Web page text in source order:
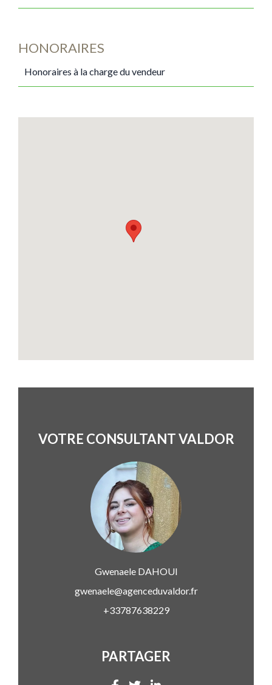
HONORAIRES
Honoraires à la charge du vendeur
VOTRE CONSULTANT VALDOR
GwenaeleDAHOUI
gwenaele@agenceduvaldor.fr
+33787638229
PARTAGER